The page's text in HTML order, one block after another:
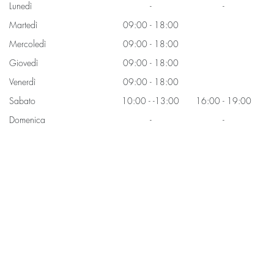
Lunedì -
-
Martedì
09:00 - 18:00
Mercoledì
09:00 - 18:00
Giovedì
09:00 - 18:00
Venerdì
09:00 - 18:00
Sabato
10:00 - -13:00
16:00 - 19:00
Domenica
- -